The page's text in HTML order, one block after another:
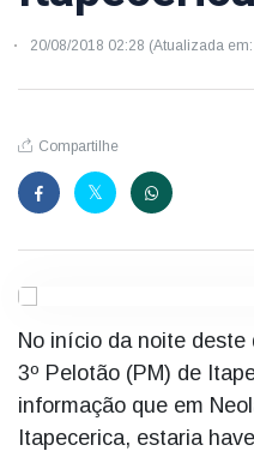
20/08/2018 02:28 (Atualizada
Compartilhe
No início da noite
3º Pelotão (PM) de
informação que em
Itapecerica, estaria